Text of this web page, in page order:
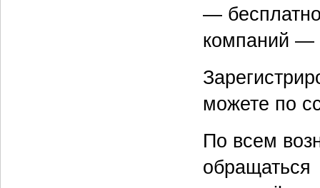
—
компаний —
можете по
По всем
обращаться